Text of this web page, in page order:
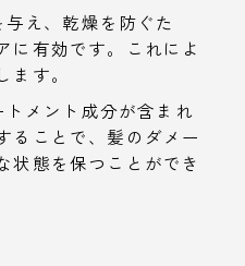
え、乾燥を防ぐた
に有効です。これによ
ます。
トメント成分が含まれ
ることで、髪のダメー
状態を保つことができ